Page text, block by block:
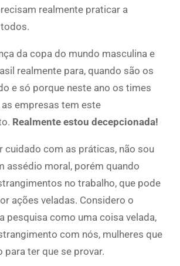
realmente praticar a
da copa do mundo masculina e
realmente para, quando são os
e só porque neste ano os times
empresas tem este
Realmente estou decepcionada!
cuidado com as práticas, não sou
assédio moral, porém quando
no trabalho, que pode
ações veladas. Considero o
pesquisa como uma coisa velada,
com nós, mulheres que
ter que se provar.